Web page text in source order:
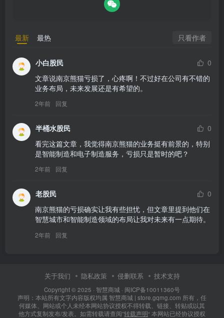
最新 最热 只看作者
小白股民
0
文章说南京熊猫亏损了，心疼啊！不过好在公司有不错的
业务布局，未来发展还是有希望的。
2年前 回复
半桶水股民
0
看完这篇文章，我觉得南京熊猫的业务挺有前景的，特别
是智能制造和电子制造服务，亏损只是暂时的吧？
2年前 回复
老股民
0
南京熊猫的亏损确实让我有些担忧，但文章里提到他们在
智慧城市和智能制造领域的布局让我对未来有一点期待。
2年前 回复
关于我们 隐私政策 侵删联系 技术支持
Copyright © 2025 · 智慧商城 · 闽ICP备10011360号
声明：本站所有文字内容版权均属 智慧商城 | store.gqmg.com 所有，任
何媒体、网站或个人未经本网站协议授权不得转载、链接、转贴或以其
他方式复制发布/发表。如需转载请查阅”转载声明“ 本网站已经协议授权